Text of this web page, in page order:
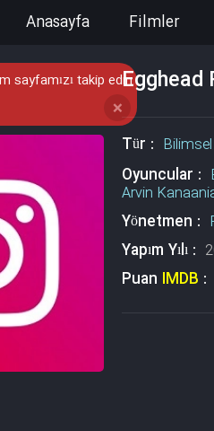
Anasayfa Filmler
sayfamızı takip edin
❌
Egghead
Tür :
Oyuncular :
Arvin
Yönetmen :
Yapım Yılı :
Puan IMDB :